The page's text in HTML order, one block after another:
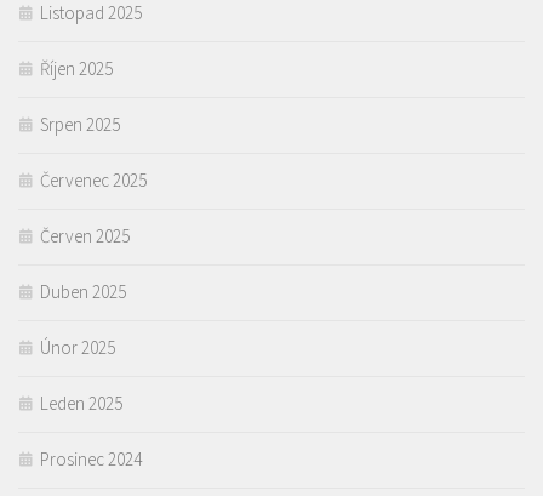
Listopad 2025
Říjen 2025
Srpen 2025
Červenec 2025
Červen 2025
Duben 2025
Únor 2025
Leden 2025
Prosinec 2024